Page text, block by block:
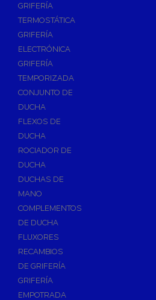
Accesorios para Instalación
Válvulas para Gas
Accesorios y Repuestos de
Baterias y Contadores
Bombas
Bombas Sumergibles
Bombas de Drenaje y
Bombas de Superficies
Desagües
Válvulas de Desagüe
Válvulas para Platos de
Sifones
Sumideros y Botes Sifónicos
Accesorios para Desagüe
Flotadores y Boyas
GRIFERÍA
TERMOSTÁTICA
GRIFERÍA
ELECTRÓNICA
GRIFERÍA
TEMPORIZADA
CONJUNTO DE
DUCHA
FLEXOS DE
DUCHA
ROCIADOR DE
DUCHA
DUCHAS DE
MANO
COMPLEMENTOS
DE DUCHA
FLUXORES
RECAMBIOS
DE GRIFERÍA
GRIFERÍA
EMPOTRADA